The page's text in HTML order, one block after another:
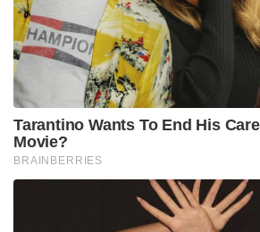
Tarantino Wants To End His
Movie?
BRAINBERRIES